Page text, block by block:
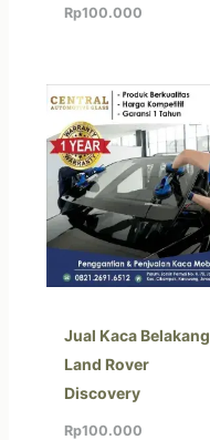
Rp100.000
Jual Kaca Belakang
Land Rover
Discovery
Rp100.000